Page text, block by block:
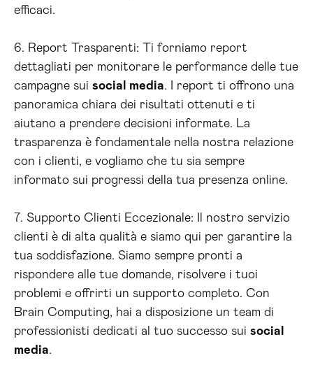
efficaci.
6. Report Trasparenti: Ti forniamo report
dettagliati per monitorare le performance delle tue
campagne sui social media. I report ti offrono una
panoramica chiara dei risultati ottenuti e ti
aiutano a prendere decisioni informate. La
trasparenza è fondamentale nella nostra relazione
con i clienti, e vogliamo che tu sia sempre
informato sui progressi della tua presenza online.
7. Supporto Clienti Eccezionale: Il nostro servizio
clienti è di alta qualità e siamo qui per garantire la
tua soddisfazione. Siamo sempre pronti a
rispondere alle tue domande, risolvere i tuoi
problemi e offrirti un supporto completo. Con
Brain Computing, hai a disposizione un team di
professionisti dedicati al tuo successo sui social
media.